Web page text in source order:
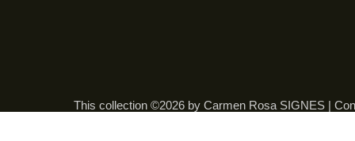
This collection ©2026 by Carmen Rosa SIGNES |